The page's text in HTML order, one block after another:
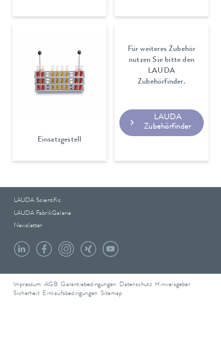
Einsatzgestell
Für weiteres Zubehör
nutzen Sie bitte den
LAUDA
Zubehörfinder.
LAUDA
Zubehörfinder
LAUDA Scientific
LAUDA FabrikGalerie
Newsletter
Impressum AGB Garantiebedingungen Datenschutz Hinweisgeber
Sicherheit Einkaufsbedingungen Sitemap